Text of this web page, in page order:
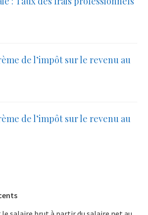
de l’impôt sur le revenu au
de l’impôt sur le revenu au